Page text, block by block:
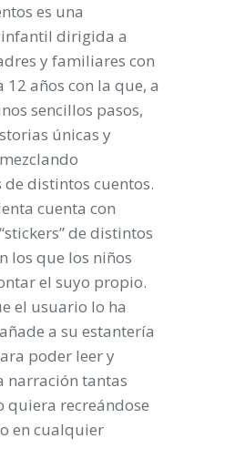
es una
dirigida a
y familiares con
12 años con la que, a
sencillos pasos,
únicas y
de distintos cuentos.
cuenta con
de distintos
los que los niños
el suyo propio.
el usuario lo ha
a su estantería
poder leer y
narración tantas
quiera recreándose
en cualquier